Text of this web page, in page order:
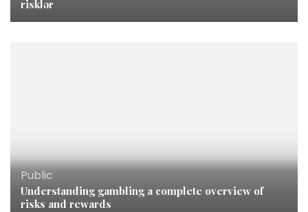
risklər
Public
Understanding gambling a complete overview of
risks and rewards